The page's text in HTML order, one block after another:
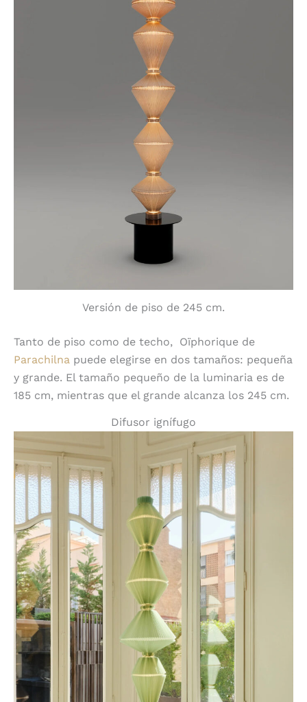
Versión de piso de 245 cm.
Tanto de piso como de techo,
Oïphorique de
Parachilna puede elegirse en dos tamaños: pequeña
y grande. El tamaño pequeño de la luminaria es de
185 cm, mientras que el grande alcanza los 245 cm.
Difusor ignífugo